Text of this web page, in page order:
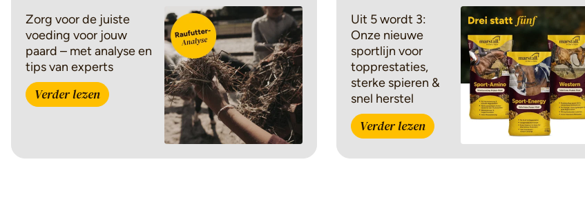
Zorg voor de juiste
voeding voor jouw
paard – met analyse en
tips van experts
Verder lezen
Uit 5 wordt 3:
Onze nieuwe
sportlijn voor
topprestaties,
sterke spieren &
snel herstel
Verder lezen